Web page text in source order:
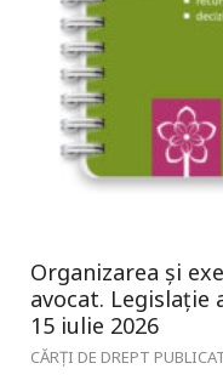
Organizarea și
avocat. Legislație
15 iulie 2026
CĂRȚI DE DREPT